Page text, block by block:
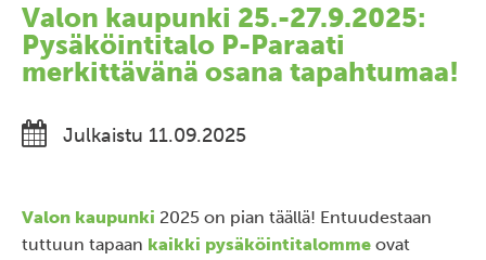
Valon kaupunki 25.-27.9.2025:
Pysäköintitalo P-Paraati
merkittävänä osana tapahtumaa!
Julkaistu 11.09.2025
Valon kaupunki 2025 on pian täällä! Entuudestaan
tuttuun tapaan kaikki pysäköintitalomme ovat